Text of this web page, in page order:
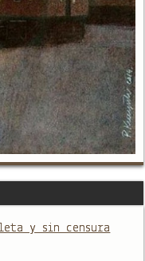
y sin censura